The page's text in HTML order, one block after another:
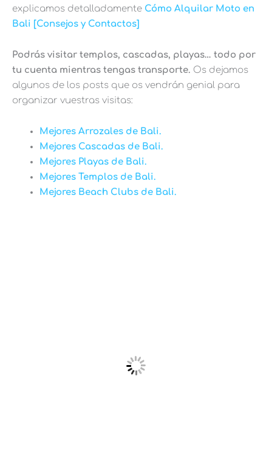
explicamos detalladamente Cómo Alquilar Moto en
Bali [Consejos y Contactos]
Podrás visitar templos, cascadas, playas… todo por
tu cuenta mientras tengas transporte. Os dejamos
algunos de los posts que os vendrán genial para
organizar vuestras visitas:
Mejores Arrozales de Bali.
Mejores Cascadas de Bali.
Mejores Playas de Bali.
Mejores Templos de Bali.
Mejores Beach Clubs de Bali.